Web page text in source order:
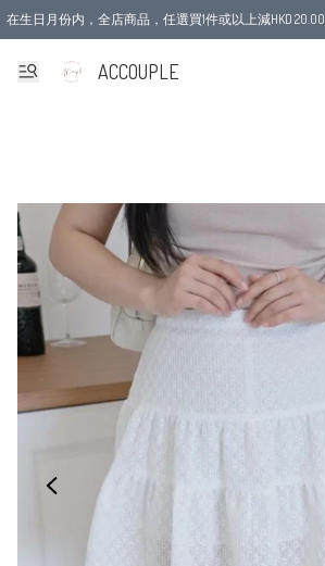
在生日月份内，全店商品，任選買1件或以上減HKD 20.00
ACCOUPLE